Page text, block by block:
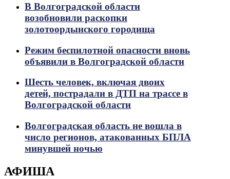
В Волгоградской области
возобновили раскопки
золотоордынского городища
Режим беспилотной опасности вновь
объявили в Волгоградской области
Шесть человек, включая двоих
детей, пострадали в ДТП на трассе в
Волгоградской области
Волгоградская область не вошла в
число регионов, атакованных БПЛА
минувшей ночью
АФИША